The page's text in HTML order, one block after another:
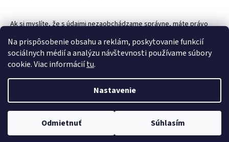
Na prispôsobenie obsahu a reklám, poskytovanie funkcií
sociálnych médií a analýzu návštevnosti používame súbory
cookie. Viac informáciítu.
Nastavenie
Odmietnuť Súhlasím
Ak si myslíte, že s údajmi nezaobchádzame správne, máte právo
Úrad na ochranu osobných údajov Slovenskej republiky.
Copyright 2026Skákaciehrady.sk. Všetky práva vyhradené.
Upraviť nastavenie cookies